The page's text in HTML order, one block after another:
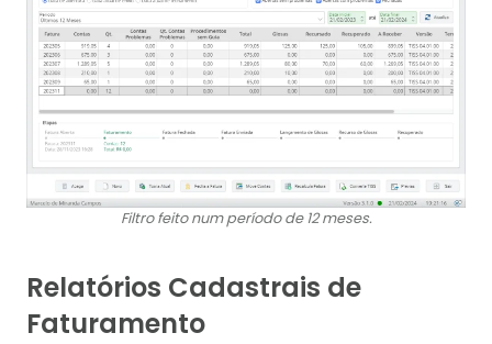
Filtro feito num período de 12 meses.
Relatórios Cadastrais de
Faturamento